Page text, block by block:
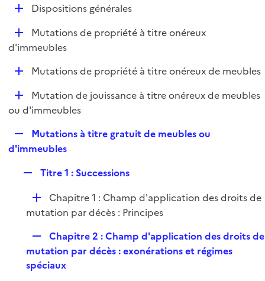
p
l
i
e
r
D
l
Dispositions générales
D
é
e
r
Mutations de propriété à titre onéreux
d'immeubles
D
l
r
Mutations de propriété à titre onéreux de meubles
D
é
i
Mutation de jouissance à titre onéreux de meubles
ou d'immeubles
e
l
r
Mutations à titre gratuit de meubles ou
d'immeubles
p
l
r
Titre 1 : Successions
D
é
i
e
Chapitre 1 : Champ d'application des droits de
mutation par décès : Principes
e
p
Chapitre 2 : Champ d'application des droits de
mutation par décès : exonérations et régimes
spéciaux